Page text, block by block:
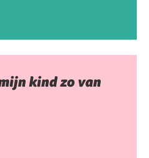
kind zo van